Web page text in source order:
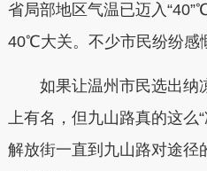
省局部地区气温已迈入
40℃大关。不少市民纷纷感
如果让温州市民选出纳
上有名，但九山路真的这么
解放街一直到九山路对途径